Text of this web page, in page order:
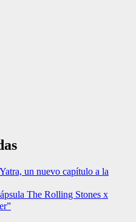
un nuevo capítulo a la
The Rolling Stones x